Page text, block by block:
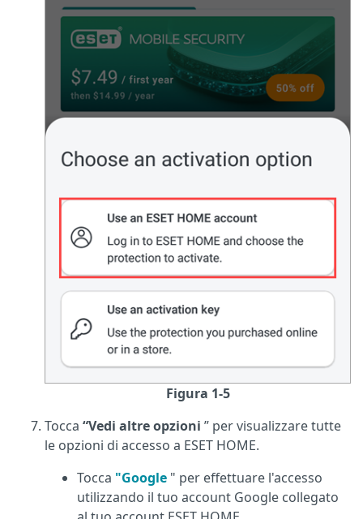
Figura 1-5
Tocca “Vedi altre opzioni ” per visualizzare tutte
le opzioni di accesso a ESET HOME.
Tocca "Google " per effettuare l'accesso
utilizzando il tuo account Google collegato